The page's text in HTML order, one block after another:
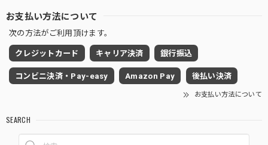
お支払い方法について
次の方法がご利用頂けます。
クレジットカード キャリア決済 銀行振込
コンビニ決済・Pay-easy Amazon Pay 後払い決済
お支払い方法について
SEARCH